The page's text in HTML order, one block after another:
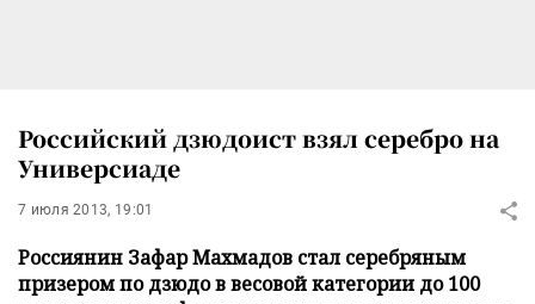
Российский дзюдоист взял серебро на
Универсиаде
7 июля 2013, 19:01
Россиянин Зафар Махмадов стал серебряным
призером по дзюдо в весовой категории до 100